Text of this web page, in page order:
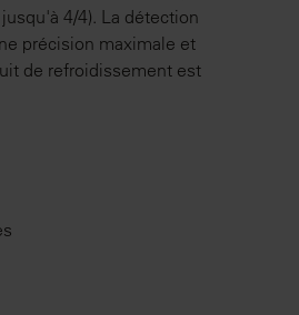
4/4). La détection
précision maximale et
de refroidissement est